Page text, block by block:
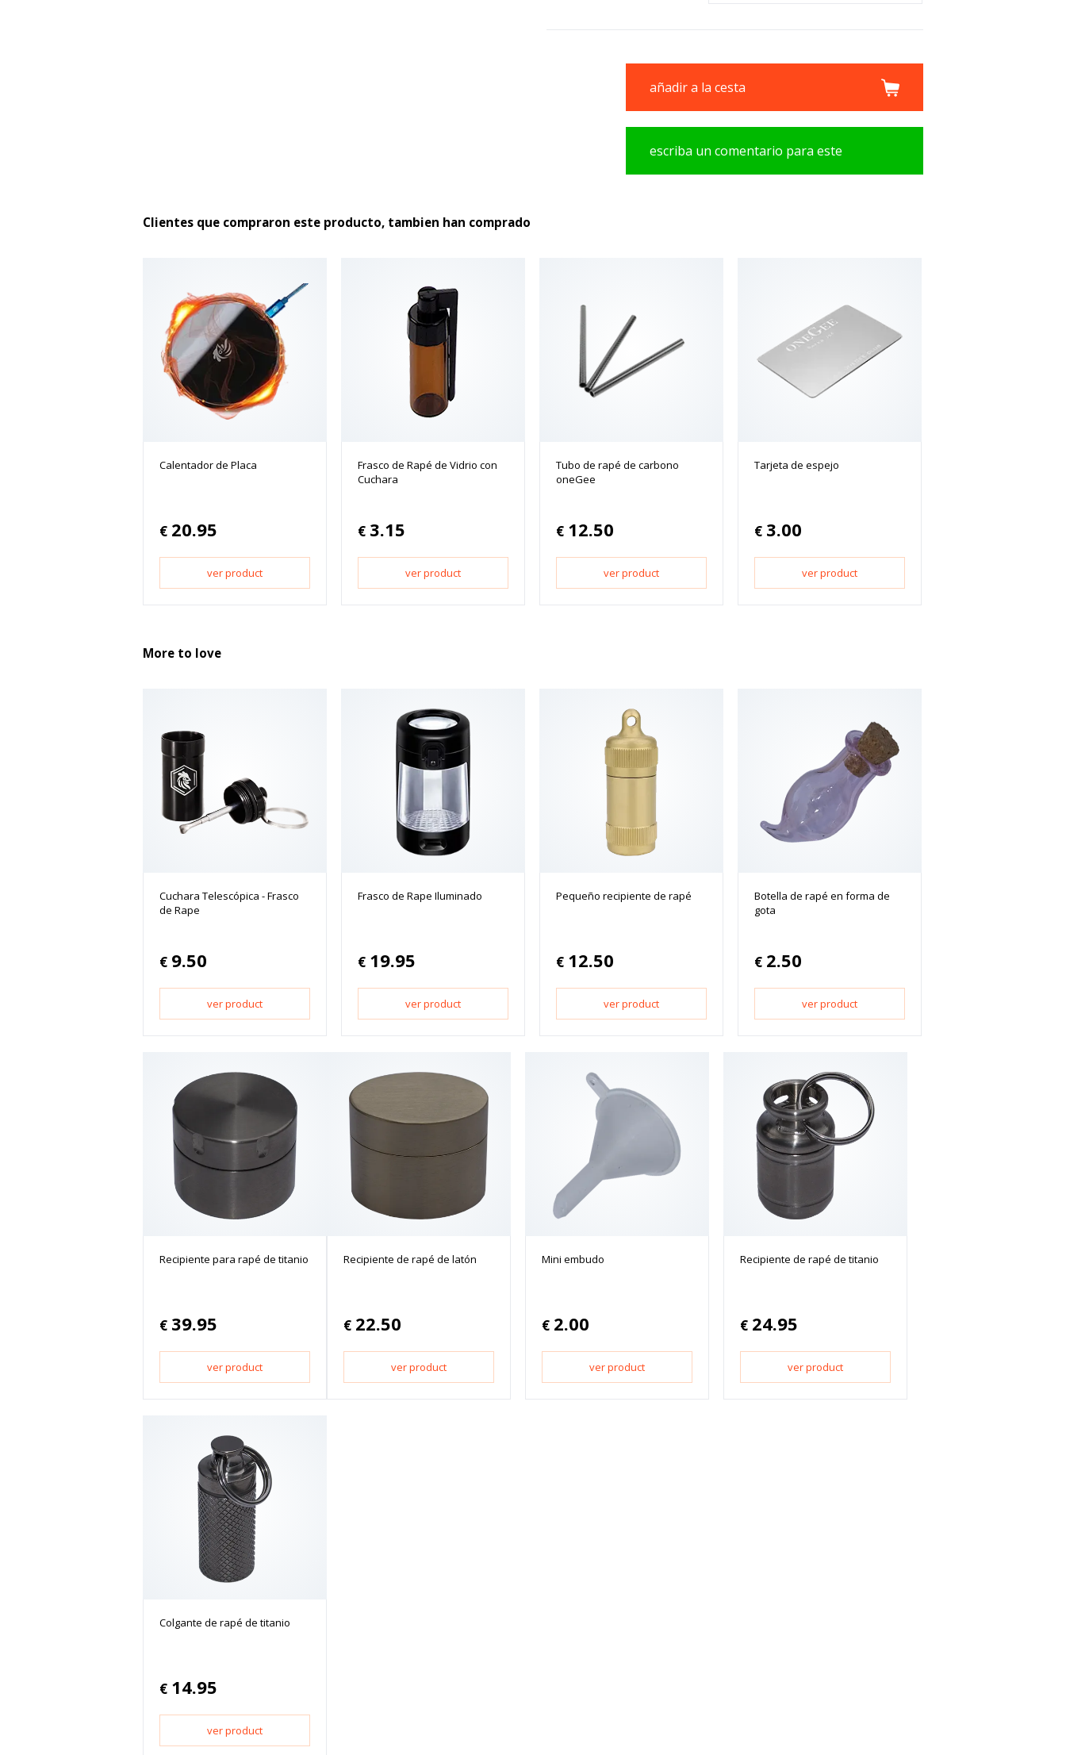
añadir a la cesta
escriba un comentario para este
Clientes que compraron este producto, tambien han comprado
Calentador de Placa
€ 20.95
ver product
Frasco de Rapé de Vidrio con
Cuchara
€ 3.15
ver product
Tubo de rapé de carbono
oneGee
€ 12.50
ver product
Tarjeta de espejo
€ 3.00
ver product
More to love
Cuchara Telescópica - Frasco
de Rape
€ 9.50
ver product
Frasco de Rape Iluminado
€ 19.95
ver product
Pequeño recipiente de rapé
€ 12.50
ver product
Botella de rapé en forma de
gota
€ 2.50
ver product
Recipiente para rapé de titanio
€ 39.95
ver product
Recipiente de rapé de latón
€ 22.50
ver product
Mini embudo
€ 2.00
ver product
Recipiente de rapé de titanio
€ 24.95
ver product
Colgante de rapé de titanio
€ 14.95
ver product